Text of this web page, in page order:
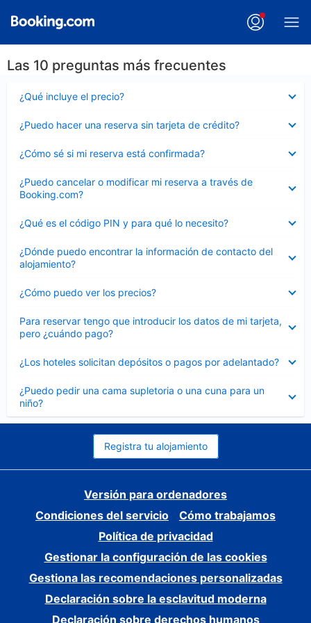
Las 10 preguntas más frecuentes
¿Qué incluye el precio?
cerrado
¿Puedo hacer una reserva sin tarjeta de crédito?
cerrado
¿Cómo sé si mi reserva está confirmada?
cerrado
¿Puedo cancelar o modificar mi reserva a través de
Booking.com?
cerrado
¿Qué es el código PIN y para qué lo necesito?
cerrado
¿Dónde puedo encontrar la información de contacto del
alojamiento?
cerrado
¿Cómo puedo ver los precios?
cerrado
Para reservar tengo que introducir los datos de mi tarjeta,
pero ¿cuándo pago?
cerrado
¿Los hoteles solicitan depósitos o pagos por adelantado?
cerrado
¿Puedo pedir una cama supletoria o una cuna para un
niño?
cerrado
Registra tu alojamiento
Versión para ordenadores
Condiciones del servicio
Cómo trabajamos
Política de privacidad
Gestionar la configuración de las cookies
Gestiona las recomendaciones personalizadas
Declaración sobre la esclavitud moderna
Declaración sobre derechos humanos